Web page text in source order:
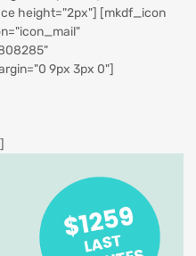
height="2px"] [mkdf_icon
9px 3px 0"]